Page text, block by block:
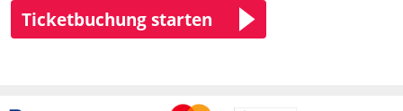
Ticketbuchung starten